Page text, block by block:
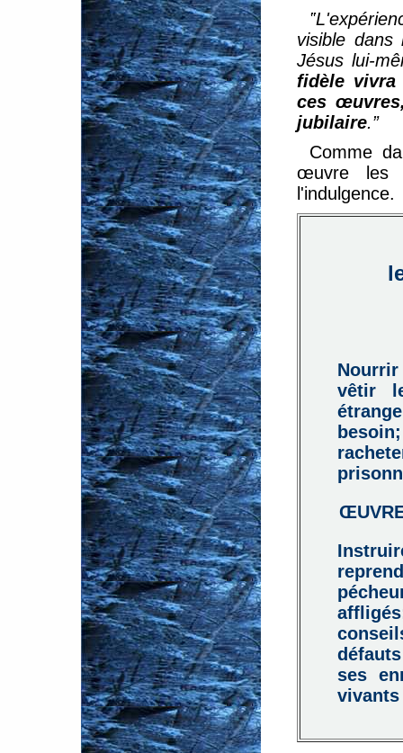
visible dans
Jésus lui-
fidèle vivra
ces
jubilaire.”
Comme
œuvre les
l'indulgence.
vêtir
ses